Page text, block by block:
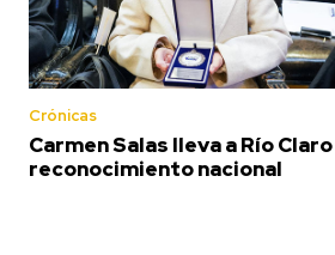
Crónicas
Carmen Salas lleva a Río Claro
reconocimiento nacional